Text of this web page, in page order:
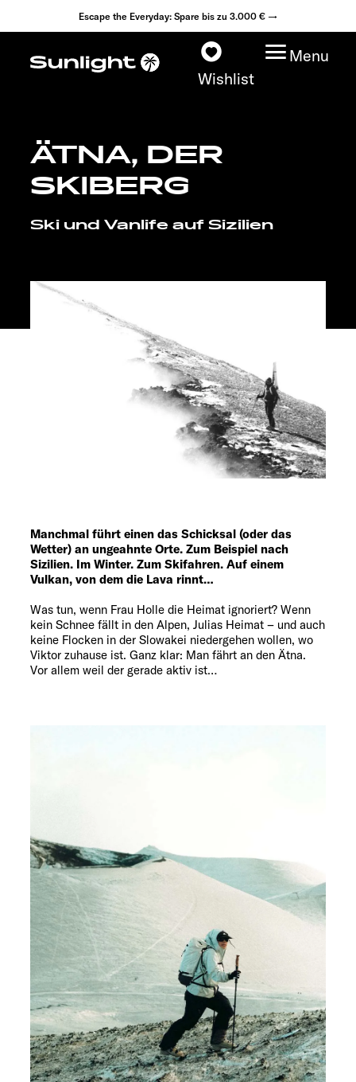
Escape the Everyday: Spare bis zu 3.000 € →
Wishlist
Menu
Modelle
Fahrzeugbörse
Händlersuche
ÄTNA, DER
SKIBERG
Ski und Vanlife auf Sizilien
Manchmal führt einen das Schicksal (oder das
Wetter) an ungeahnte Orte. Zum Beispiel nach
Sizilien. Im Winter. Zum Skifahren. Auf einem
Vulkan, von dem die Lava rinnt…
Was tun, wenn Frau Holle die Heimat ignoriert? Wenn
kein Schnee fällt in den Alpen, Julias Heimat – und auch
keine Flocken in der Slowakei niedergehen wollen, wo
Viktor zuhause ist. Ganz klar: Man fährt an den Ätna.
Vor allem weil der gerade aktiv ist…